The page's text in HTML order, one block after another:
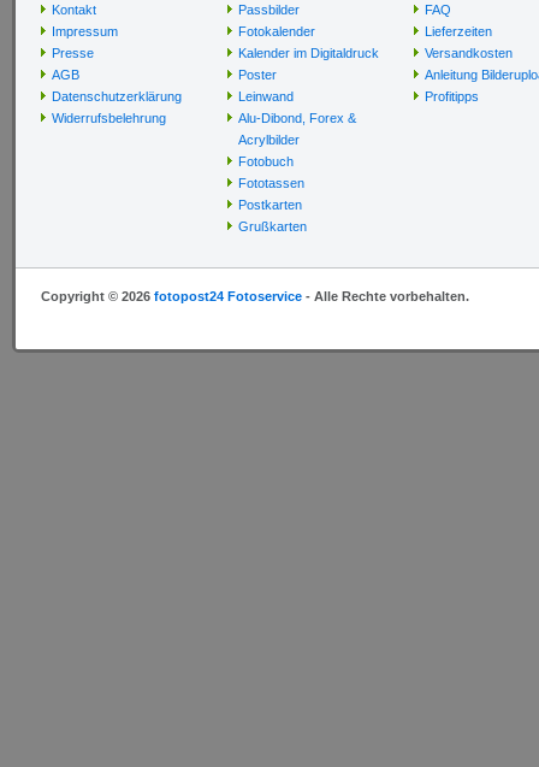
Kontakt
Impressum
Presse
AGB
Datenschutzerklärung
Widerrufsbelehrung
Passbilder
Fotokalender
Kalender im Digitaldruck
Poster
Leinwand
Alu-Dibond, Forex &
Acrylbilder
Fotobuch
Fototassen
Postkarten
Grußkarten
FAQ
Lieferzeiten
Versandkosten
Anleitung
Profitipps
Copyright © 2026 fotopost24 Fotoservice - Alle Rechte vorbehalten.